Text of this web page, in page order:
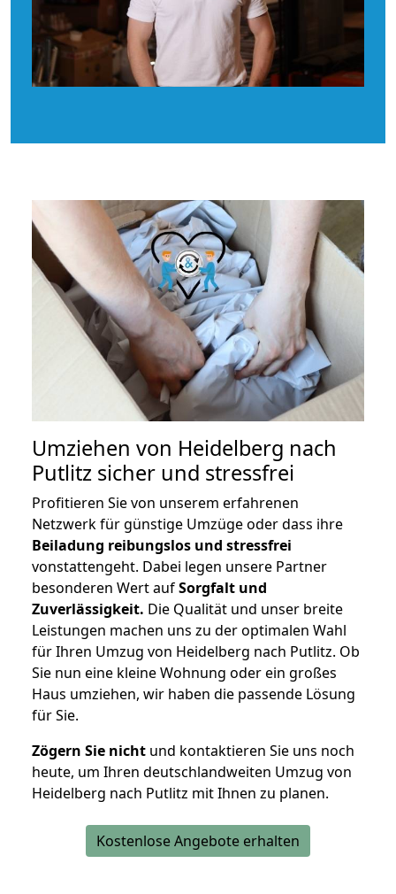
Umziehen von Heidelberg nach
Putlitz sicher und stressfrei
Profitieren Sie von unserem erfahrenen
Netzwerk für günstige Umzüge oder dass ihre
Beiladung reibungslos und stressfrei
vonstattengeht. Dabei legen unsere Partner
besonderen Wert aufSorgfalt und
Zuverlässigkeit. Die Qualität und unser breite
Leistungen machen uns zu der optimalen Wahl
für Ihren Umzug von Heidelberg nach Putlitz. Ob
Sie nun eine kleine Wohnung oder ein großes
Haus umziehen, wir haben die passende Lösung
für Sie.
Zögern Sie nicht und kontaktieren Sie uns noch
heute, um Ihren deutschlandweiten Umzug von
Heidelberg nach Putlitz mit Ihnen zu planen.
Kostenlose Angebote erhalten